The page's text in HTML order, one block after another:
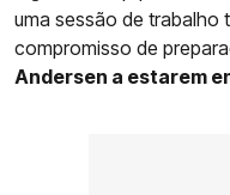
uma sessão de trabalho
compromisso de
Andersen a estarem